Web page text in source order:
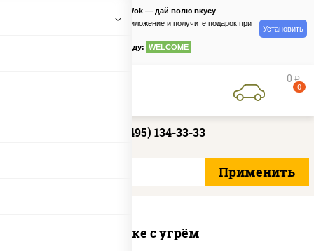
PizzaSushiWok — дай волю вкусу
Скачайте приложение и получите подарок при
по промокоду: WELCOME
Установить
0 руб
0
+7 (495) 134-33-33
Поке с угрём